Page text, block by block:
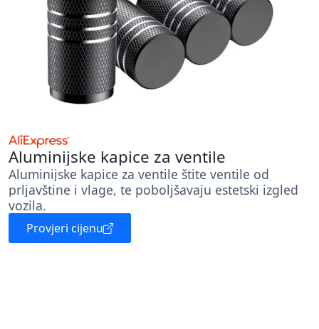
Aluminijske kapice za ventile
Aluminijske kapice za ventile štite ventile od
prljavštine i vlage, te poboljšavaju estetski izgled
vozila.
Provjeri cijenu